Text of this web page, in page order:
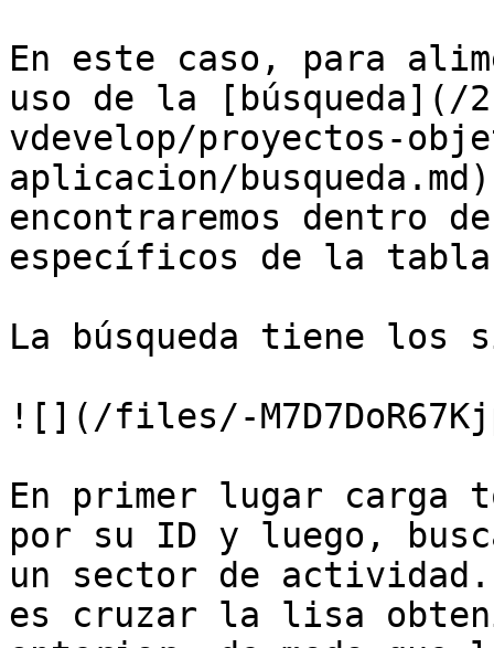
En este caso, para
uso de la [búsqueda](/
vdevelop/proyectos-
aplicacion/busqueda.md)
encontraremos dentro
específicos de la
La búsqueda tiene los
![](/files/-
En primer lugar carga
por su ID y luego,
un sector de
es cruzar la lisa